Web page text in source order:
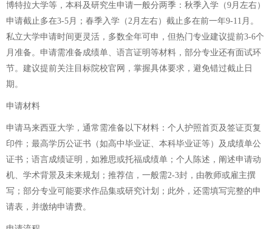
博特拉大学等，本科及研究生申请一般分两季：秋季入学（9月左右）
申请截止多在3-5月；春季入学（2月左右）截止多在前一年9-11月。
私立大学申请时间更灵活，多数全年可申，但热门专业建议提前3-6个
月准备。申请需准备成绩单、语言证明等材料，部分专业还有面试环
节。建议提前关注目标院校官网，掌握具体要求，避免错过截止日
期。
申请材料
申请马来西亚大学，通常需准备以下材料：个人护照首页及签证页复
印件；最高学历公证书（如高中毕业证、本科毕业证等）及成绩单公
证书；语言成绩证明，如雅思或托福成绩单；个人陈述，阐述申请动
机、学术背景及未来规划；推荐信，一般需2-3封，由教师或雇主撰
写；部分专业可能要求作品集或研究计划；此外，还需填写完整的申
请表，并缴纳申请费。